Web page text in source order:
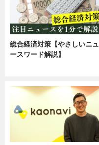
総合経済対策【やさしいニュ
ースワード解説】